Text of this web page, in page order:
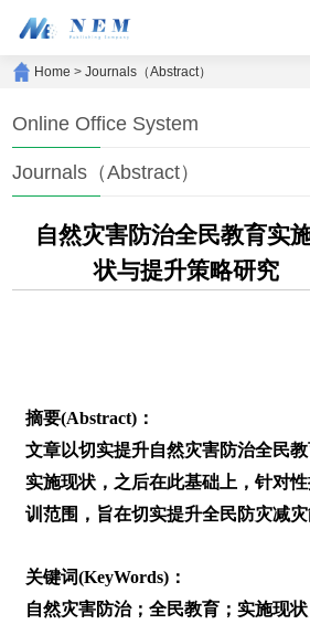
Home >Journals（Abstract）
Online Office System
Journals（Abstract）
自然灾害防治全民教育实
状与提升策略研究
摘要(Abstract)：
文章以切实提升自然灾害防治全民
实施现状，之后在此基础上，针对
训范围，旨在切实提升全民防灾减
关键词(KeyWords)：
自然灾害防治；全民教育；实施现